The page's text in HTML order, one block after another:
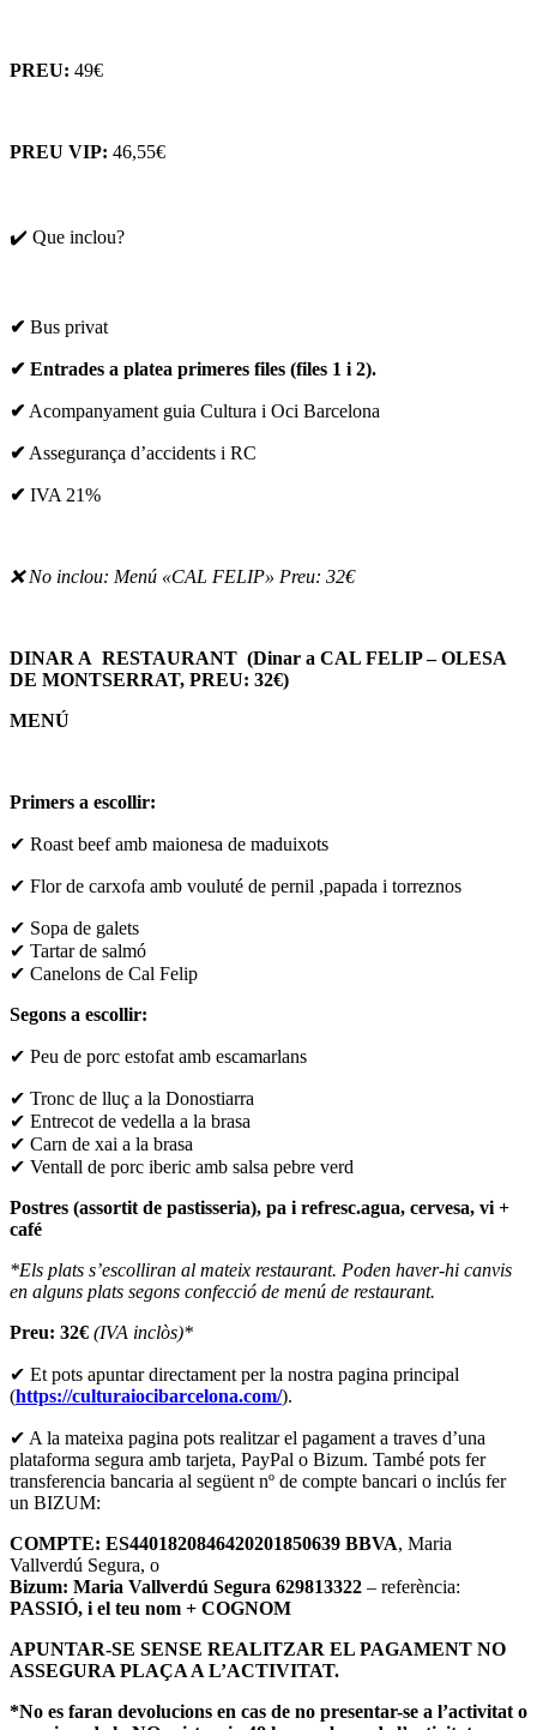
PREU: 49€
PREU VIP: 46,55€
✔️ Que inclou?
✔ Bus privat
✔ Entrades a platea primeres files (files 1 i 2).
✔ Acompanyament guia Cultura i Oci Barcelona
✔ Assegurança d’accidents i RC
✔ IVA 21%
❌ No inclou: Menú «CAL FELIP» Preu: 32€
DINAR A RESTAURANT (Dinar a CAL FELIP – OLESA
DE MONTSERRAT, PREU: 32€)
MENÚ
Primers a escollir:
✔ Roast beef amb maionesa de maduixots
✔ Flor de carxofa amb vouluté de pernil ,papada i torreznos
✔ Sopa de galets
✔ Tartar de salmó
✔ Canelons de Cal Felip
Segons a escollir:
✔ Peu de porc estofat amb escamarlans
✔ Tronc de lluç a la Donostiarra
✔ Entrecot de vedella a la brasa
✔ Carn de xai a la brasa
✔ Ventall de porc iberic amb salsa pebre verd
Postres (assortit de pastisseria), pa i refresc.agua, cervesa, vi +
café
*Els plats s’escolliran al mateix restaurant. Poden haver-hi canvis
en alguns plats segons confecció de menú de restaurant.
Preu: 32€ (IVA inclòs)*
✔ Et pots apuntar directament per la nostra pagina principal
(https://culturaiocibarcelona.com/).
✔ A la mateixa pagina pots realitzar el pagament a traves d’una
plataforma segura amb tarjeta, PayPal o Bizum. També pots fer
transferencia bancaria al següent nº de compte bancari o inclús fer
un BIZUM:
COMPTE: ES4401820846420201850639 BBVA, Maria
Vallverdú Segura, o
Bizum: Maria Vallverdú Segura 629813322 – referència:
PASSIÓ, i el teu nom + COGNOM
APUNTAR-SE SENSE REALITZAR EL PAGAMENT NO
ASSEGURA PLAÇA A L’ACTIVITAT.
*No es faran devolucions en cas de no presentar-se a l’activitat o